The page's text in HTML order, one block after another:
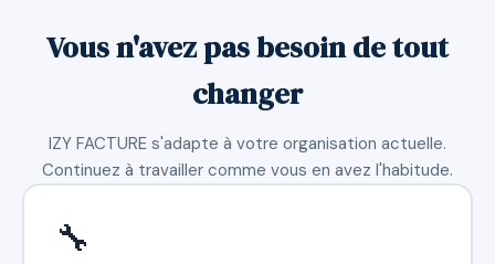
Vous n'avez pas besoin de tout
changer
IZY FACTURE s'adapte à votre organisation actuelle.
Continuez à travailler comme vous en avez l'habitude.
🔧